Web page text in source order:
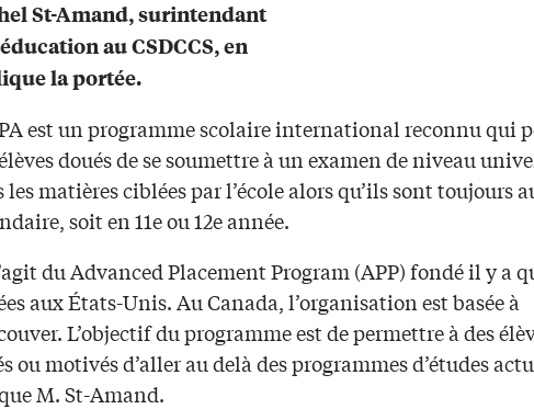
St-Amand, surintendant
au CSDCCS, en
la portée.
est un programme scolaire international reconnu qui
doués de se soumettre à un examen de niveau
les matières ciblées par l’école alors qu’ils sont toujours
soit en 11e ou 12e année.
du Advanced Placement Program (APP) fondé il y a
aux États-Unis. Au Canada, l’organisation est basée à
L’objectif du programme est de permettre à des
ou motivés d’aller au delà des programmes d’études
M. St-Amand.